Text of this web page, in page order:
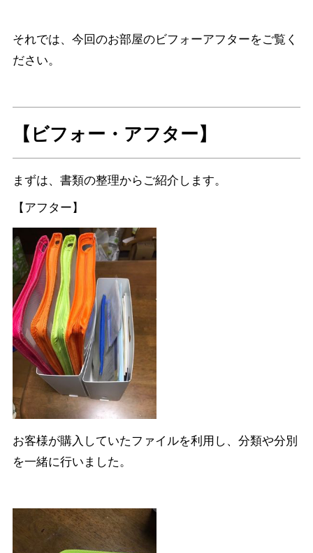
それでは、今回のお部屋のビフォーアフターをご覧く
ださい。
【ビフォー・アフター】
まずは、書類の整理からご紹介します。
【アフター】
お客様が購入していたファイルを利用し、分類や分別
を一緒に行いました。